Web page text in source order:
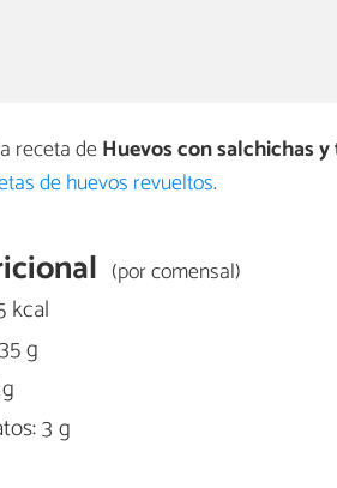
receta deHuevos con salchichas
de huevos revueltos.
(por comensal)
kcal
g
3 g